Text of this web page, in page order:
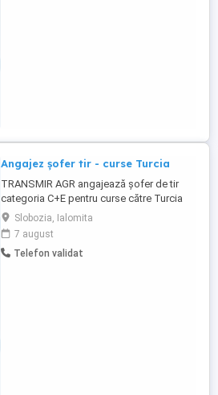
Angajez șofer tir - curse Turcia
TRANSMIR AGR angajează șofer de tir
categoria C+E pentru curse către Turcia
tur-retur. Salariu: 550 euro per cursă.
Slobozia, Ialomita
7 august
Telefon validat